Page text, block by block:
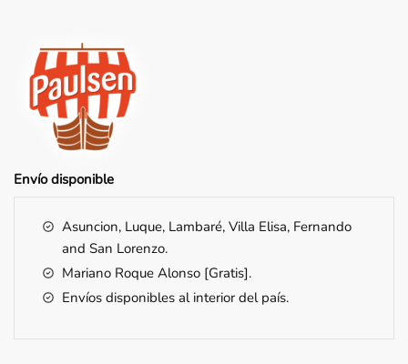
Envíodisponible
Asuncion, Luque, Lambaré, Villa Elisa, Fernando
and San Lorenzo.
Mariano Roque Alonso [Gratis].
Envíos disponibles al interior del país.